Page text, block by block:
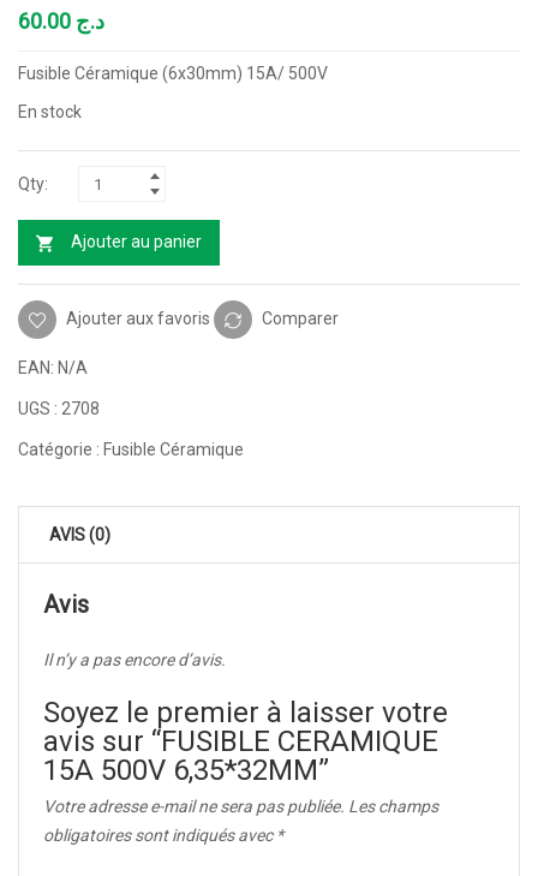
د.ج
Fusible Céramique (6x30mm) 15A/ 500V
En stock
Ajouter au panier
Ajouter aux favoris Comparer
EAN: N/A
UGS : 2708
Catégorie : Fusible Céramique
AVIS (0)
Avis
Il n’y a pas encore d’avis.
Soyez le premier à laisser votre
avis sur “FUSIBLE CERAMIQUE
15A 500V 6,35*32MM”
Votre adresse e-mail ne sera pas publiée. Les champs
obligatoires sont indiqués avec *